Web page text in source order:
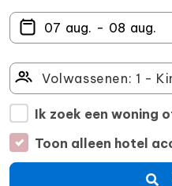
Ik zoek een woning
Toon alleen hotel